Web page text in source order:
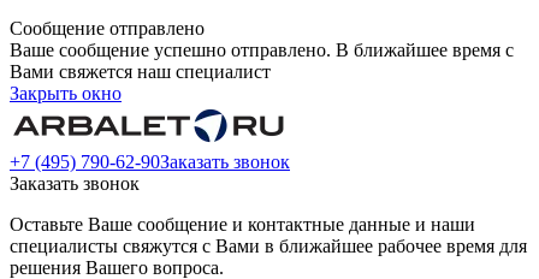
Сообщение отправлено
Ваше сообщение успешно отправлено. В ближайшее время с
Вами свяжется наш специалист
Закрыть окно
+7 (495) 790-62-90Заказать звонок
Заказать звонок
Оставьте Ваше сообщение и контактные данные и наши
специалисты свяжутся с Вами в ближайшее рабочее время для
решения Вашего вопроса.